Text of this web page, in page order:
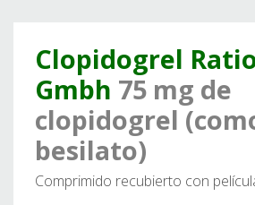
Clopidogrel
Gmbh 75 mg de
clopidogrel
besilato)
Comprimido recubierto con